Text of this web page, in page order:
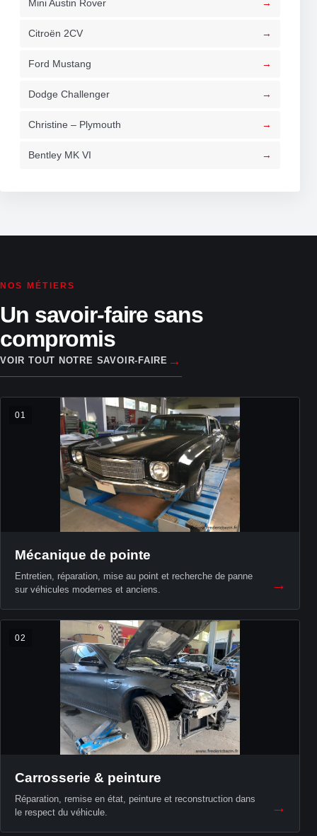
Mini Austin Rover
Citroën 2CV
Ford Mustang
Dodge Challenger
Christine – Plymouth
Bentley MK VI
NOS MÉTIERS
Un savoir-faire sans
compromis
VOIR TOUT NOTRE SAVOIR-FAIRE →
01
Mécanique de pointe
Entretien, réparation, mise au point et recherche de panne
sur véhicules modernes et anciens.
→
02
Carrosserie & peinture
Réparation, remise en état, peinture et reconstruction dans
le respect du véhicule.
→